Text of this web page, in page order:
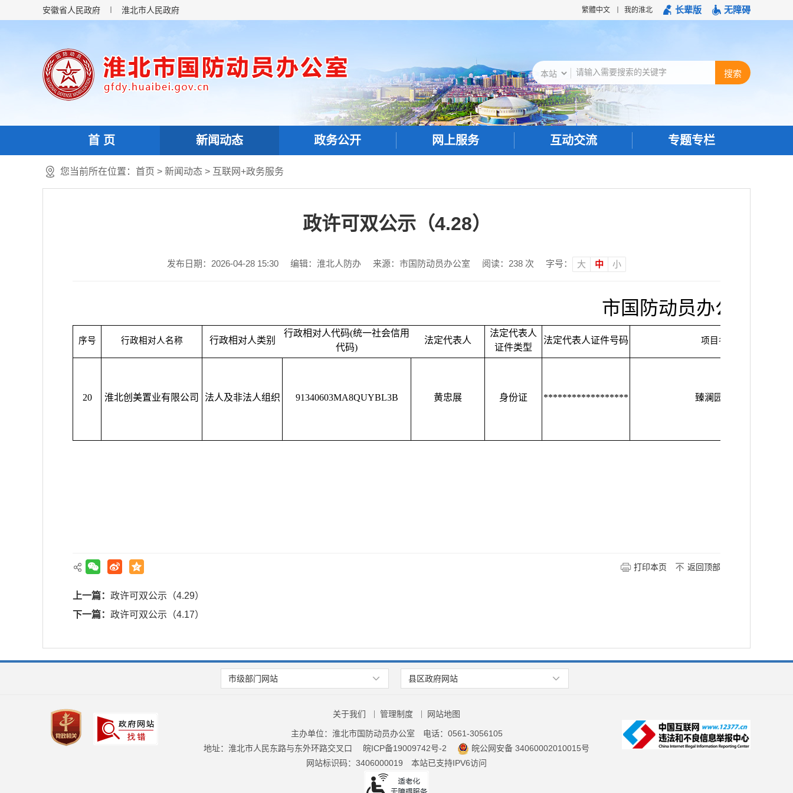
安徽省人民政府 淮北市人民政府 繁體中文 我的淮北 长辈版 无障碍
首 页 新闻动态 政务公开 网上服务 互动交流 专题专栏
您当前所在位置： 首页 > 新闻动态 > 互联网+政务服务
政许可双公示（4.28）
发布日期：2026-04-28 15:30 编辑：淮北人防办 来源：市国防动员办公室 阅读： 238 次 字号： 大 中 小
市国防动员办公室行
序号 行政相对人名称 行政相对人类别
行政相对人代码(统一社会信用
代码)
法定代表人
法定代表人
证件类型
法定代表人证件号码 项目名称
20 淮北创美置业有限公司 法人及非法人组织 91340603MA8QUYBL3B 黄忠展 身份证 ****************** 臻澜园项目
打印本页 返回顶部
上一篇： 政许可双公示（4.29）
下一篇： 政许可双公示（4.17）
市级部门网站 县区政府网站
关于我们 管理制度 网站地图
主办单位：淮北市国防动员办公室
电话：0561-3056105
地址：淮北市人民东路与东外环路交叉口
皖ICP备19009742号-2
皖公网安备 34060002010015号
网站标识码：3406000019
本站已支持IPV6访问